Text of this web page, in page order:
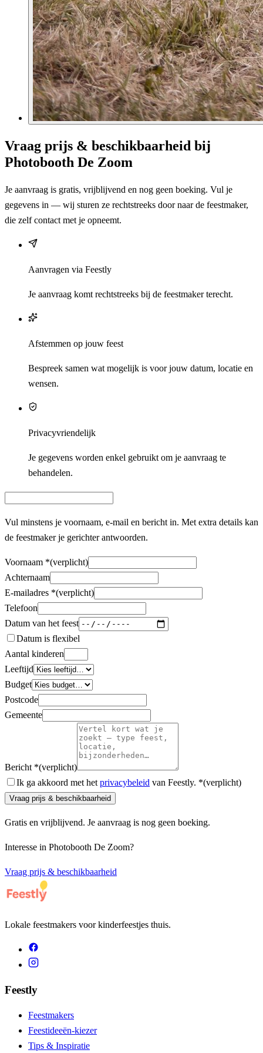
Vraag prijs & beschikbaarheid bij
Photobooth De Zoom
Je aanvraag is gratis, vrijblijvend en nog geen boeking. Vul je
gegevens in — wij sturen ze rechtstreeks door naar de feestmaker,
die zelf contact met je opneemt.
Aanvragen via Feestly
Je aanvraag komt rechtstreeks bij de feestmaker terecht.
Afstemmen op jouw feest
Bespreek samen wat mogelijk is voor jouw datum, locatie en
wensen.
Privacyvriendelijk
Je gegevens worden enkel gebruikt om je aanvraag te
behandelen.
Vul minstens je voornaam, e‑mail en bericht in. Met extra details kan
de feestmaker je gerichter antwoorden.
Voornaam *(verplicht)
Achternaam
E-mailadres *(verplicht)
Telefoon
Datum van het feest
Datum is flexibel
Aantal kinderen
Leeftijd
Budget
Postcode
Gemeente
Bericht *(verplicht)
Ik ga akkoord met het privacybeleid van Feestly. *(verplicht)
Vraag prijs & beschikbaarheid
Gratis en vrijblijvend. Je aanvraag is nog geen boeking.
Interesse in Photobooth De Zoom?
Vraag prijs & beschikbaarheid
Lokale feestmakers voor kinderfeestjes thuis.
Feestly
Feestmakers
Feestideeën-kiezer
Tips & Inspiratie